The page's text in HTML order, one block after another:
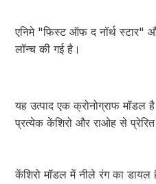
एनिमे "फिस्ट ऑफ द नॉर्थ स्टार"
लॉन्च की गई है।
यह उत्पाद एक क्रोनोग्राफ मॉडल
प्रत्येक केंशिरो और राओह से
केंशिरो मॉडल में नीले रंग का डायल